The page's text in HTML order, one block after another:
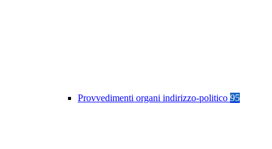
Provvedimenti organi indirizzo-politico 95